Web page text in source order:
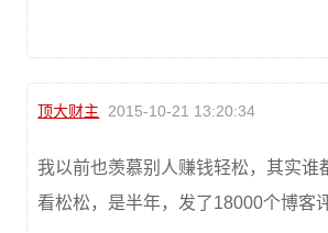
顶大财主 2015-10-21 13:20:34
我以前也羡慕别人赚钱轻松，其实谁
看松松，是半年，发了18000个博客